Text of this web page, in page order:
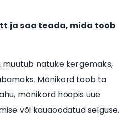
ja saa teada, mida toob
muutub natuke kergemaks,
Mõnikord toob ta
mõnikord hoopis uue
või kauaoodatud selguse.